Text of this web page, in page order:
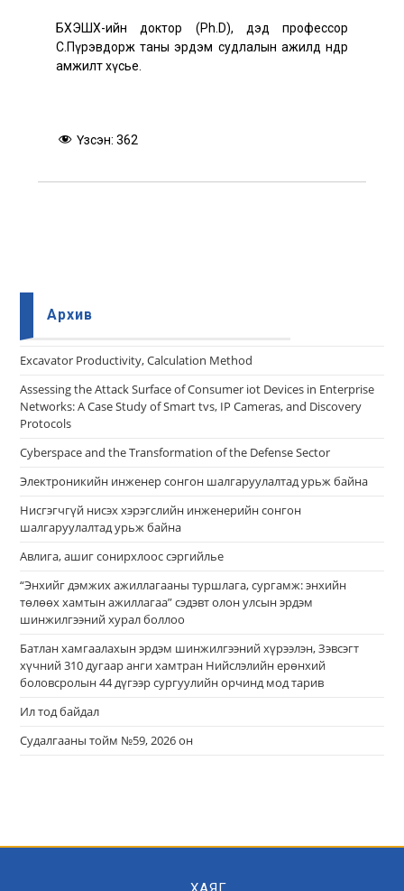
БХЭШХ-ийн доктор (Ph.D), дэд профессор
С.Пүрэвдорж таны эрдэм судлалын ажилд өндөр
амжилт хүсье.
Үзсэн: 362
Архив
Еxcavator Productivity, Calculation Method
Assessing the Attack Surface of Consumer iot Devices in Enterprise
Networks: A Case Study of Smart tvs, IP Cameras, and Discovery
Protocols
Cyberspace and the Transformation of the Defense Sector
Электроникийн инженер сонгон шалгаруулалтад урьж байна
Нисгэгчгүй нисэх хэрэгслийн инженерийн сонгон
шалгаруулалтад урьж байна
Авлига, ашиг сонирхлоос сэргийлье
“Энхийг дэмжих ажиллагааны туршлага, сургамж: энхийн
төлөөх хамтын ажиллагаа” сэдэвт олон улсын эрдэм
шинжилгээний хурал боллоо
Батлан хамгаалахын эрдэм шинжилгээний хүрээлэн, Зэвсэгт
хүчний 310 дугаар анги хамтран Нийслэлийн ерөнхий
боловсролын 44 дүгээр сургуулийн орчинд мод тарив
Ил тод байдал
Судалгааны тойм №59, 2026 он